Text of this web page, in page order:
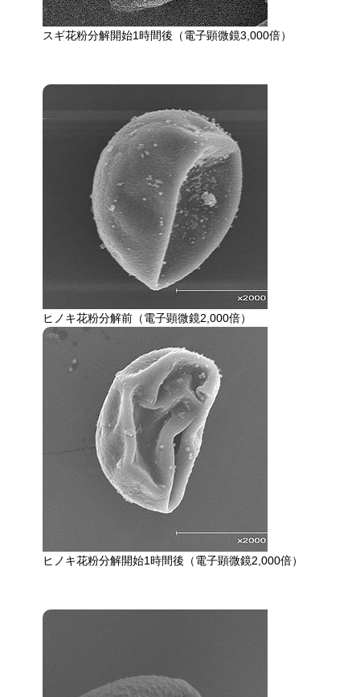
スギ花粉分解開始1時間後（電子顕微鏡3,000倍）​
ヒノキ花粉分解前（電子顕微鏡2,000倍）
ヒノキ花粉分解開始1時間後（電子顕微鏡2,000倍）